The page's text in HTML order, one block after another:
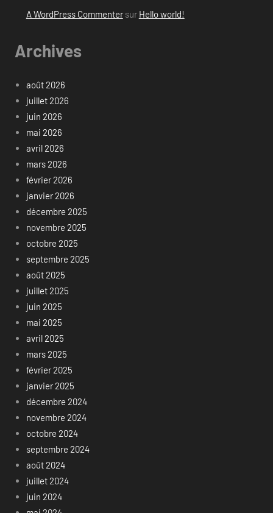
A WordPress Commentersur Hello world!
Archives
août 2026
juillet 2026
juin 2026
mai 2026
avril 2026
mars 2026
février 2026
janvier 2026
décembre 2025
novembre 2025
octobre 2025
septembre 2025
août 2025
juillet 2025
juin 2025
mai 2025
avril 2025
mars 2025
février 2025
janvier 2025
décembre 2024
novembre 2024
octobre 2024
septembre 2024
août 2024
juillet 2024
juin 2024